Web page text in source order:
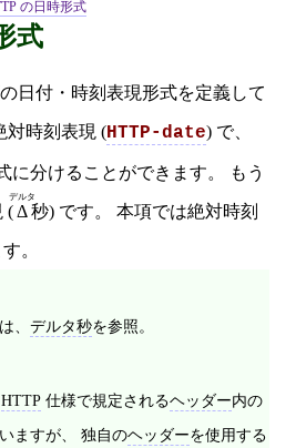
の日時形式
式
日付・時刻表現形式を定義して
対時刻表現 (HTTP-date) で、
に分けることができます。 もう
( Δ
デルタ
秒) です。 本項では絶対時刻
。
、 デルタ秒を参照。
HTTP 仕様で規定されるヘッダー内の
ますが、 独自のヘッダーを使用する